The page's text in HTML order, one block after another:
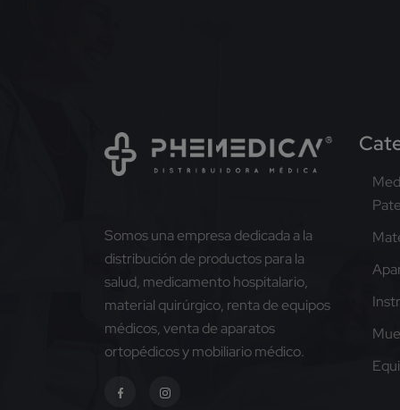
Somos una empresa dedicada a la
distribución de productos para la
salud, medicamento hospitalario,
material quirúrgico, renta de equipos
médicos, venta de aparatos
ortopédicos y mobiliario médico.